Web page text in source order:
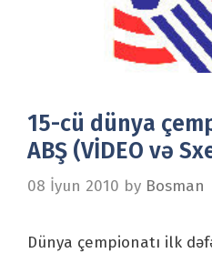
15-cü dünya
ABŞ (VİDEO və
08 İyun 2010 by Bosman
Dünya çempionatı ilk